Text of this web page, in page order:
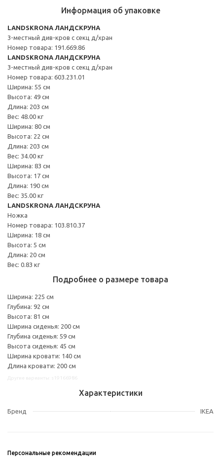
Информация об упаковке
LANDSKRONA ЛАНДСКРУНА
3-местный див-кров с секц д/хран
Номер товара: 191.669.86
LANDSKRONA ЛАНДСКРУНА
3-местный див-кров с секц д/хран
Номер товара: 603.231.01
Ширина: 55 см
Высота: 49 см
Длина: 203 см
Вес: 48.00 кг
Ширина: 80 см
Высота: 22 см
Длина: 203 см
Вес: 34.00 кг
Ширина: 83 см
Высота: 17 см
Длина: 190 см
Вес: 35.00 кг
LANDSKRONA ЛАНДСКРУНА
Ножка
Номер товара: 103.810.37
Ширина: 18 см
Высота: 5 см
Длина: 20 см
Вес: 0.83 кг
Подробнее о размере товара
Ширина: 225 см
Глубина: 92 см
Высота: 81 см
Ширина сиденья: 200 см
Глубина сиденья: 59 см
Высота сиденья: 45 см
Ширина кровати: 140 см
Длина кровати: 200 см
Характеристики
Бренд IKEA
Персональные рекомендации